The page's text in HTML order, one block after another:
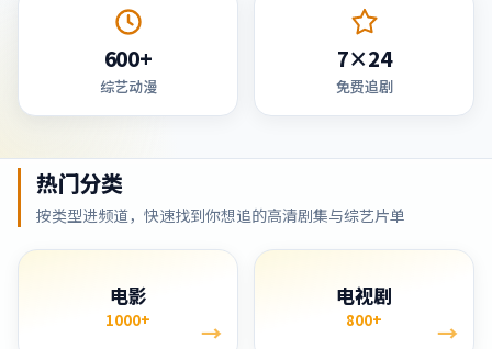
600+
综艺动漫
7×24
免费追剧
热门分类
按类型进频道，快速找到你想追的高清剧集与综艺片单
电影
1000+ →
电视剧
800+ →